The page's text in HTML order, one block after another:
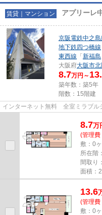
賃貸｜マンション アプリーレ
京阪電鉄中之島
地下鉄四つ橋線
東西線 「 新福島
大阪府大阪市北
8.7万円～
築年数：築5年
階数：15階建
インターネット無料 全室ミラブ
8.7万
(管理費
敷：0
所在階
間取り
面積：
13.6
(管理費
敷：0